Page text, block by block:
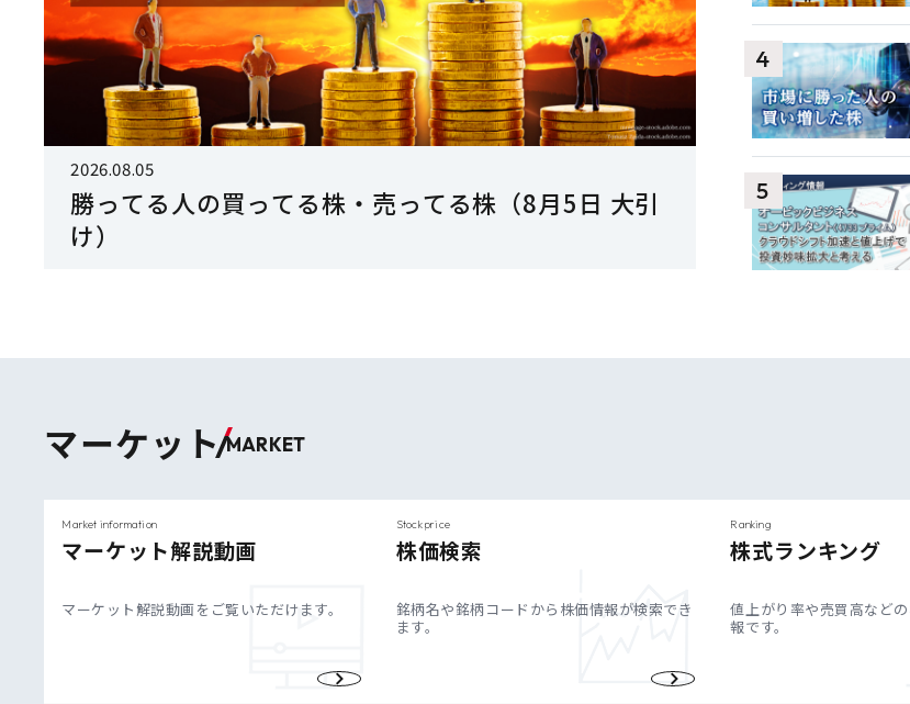
2026.08.05
勝ってる人の買ってる株・売ってる株（8月5日 大引
け）
4
5
マーケットMARKET
Market information
マーケット解説動画
マーケット解説動画をご覧いただけます。
Stock price
株価検索
銘柄名や銘柄コードから株価情報が検索でき
ます。
Ranking
株式ランキング
値上がり率や売買高など
報です。